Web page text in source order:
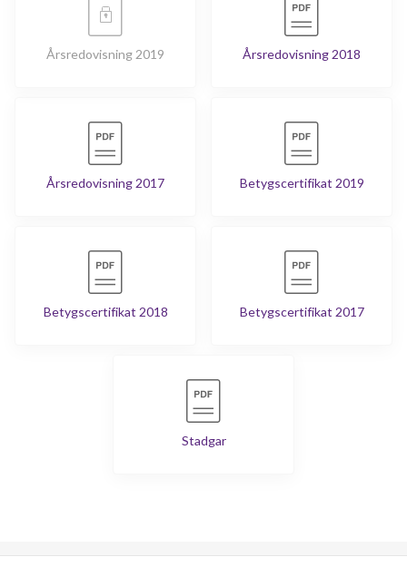
Årsredovisning 2019 Årsredovisning 2018
Årsredovisning 2017 Betygscertifikat 2019
Betygscertifikat 2018 Betygscertifikat 2017
Stadgar